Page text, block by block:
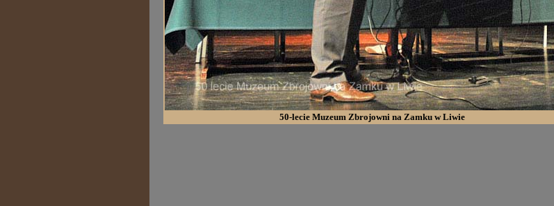
50-lecie Muzeum Zbrojowni na Zamku w Liwie